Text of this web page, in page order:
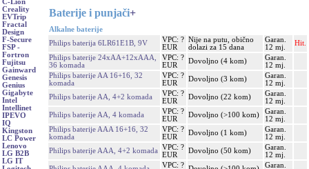
C-Lion
Creality
EVTrip
Fractal
Design
F-Secure
FSP -
Fortron
Fujitsu
Gainward
Genesis
Genius
Gigabyte
Intel
Intellinet
IPEVO
IQ
Kingston
LC Power
Lenovo
LG B2B
LG IT
Baterije i punjači+
Alkalne baterije
Philips baterija 6LR61E1B, 9V
VPC: ?
EUR
Nije na putu, obično
dolazi za 15 dana
Garan.
12 mj.
Hit.
Philips baterije 24xAA+12xAAA,
36 komada
VPC: ?
EUR
Dovoljno (4 kom)
Garan.
12 mj.
Philips baterije AA 16+16, 32
komada
VPC: ?
EUR
Dovoljno (3 kom)
Garan.
12 mj.
Philips baterije AA, 4+2 komada
VPC: ?
EUR
Dovoljno (22 kom)
Garan.
12 mj.
Philips baterije AA, 4 komada
VPC: ?
EUR
Dovoljno (>100 kom)
Garan.
12 mj.
Philips baterije AAA 16+16, 32
komada
VPC: ?
EUR
Dovoljno (1 kom)
Garan.
12 mj.
Philips baterije AAA, 4+2 komada
VPC: ?
EUR
Dovoljno (50 kom)
Garan.
12 mj.
VPC: ?
Garan.